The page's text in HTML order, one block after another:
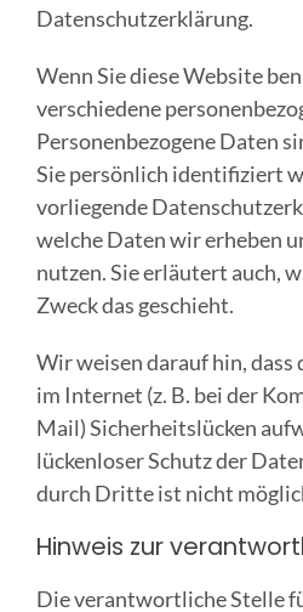
Datenschutzerklärung.
Wenn Sie diese Website
verschiedene
Personenbezogene Daten
Sie persönlich identifiziert
vorliegende
welche Daten wir erheben
nutzen. Sie erläutert auch,
Zweck das geschieht.
Wir weisen darauf hin,
im Internet (z. B. bei der
Mail) Sicherheitslücken
lückenloser Schutz der
durch Dritte ist nicht
Hinweis zur
Die verantwortliche Stelle